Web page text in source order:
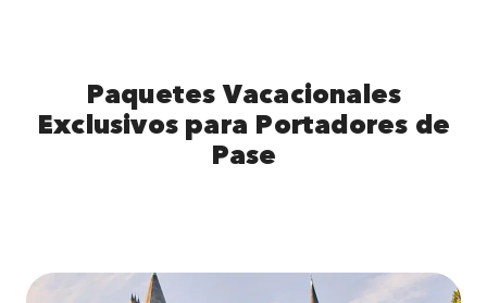
Paquetes Vacacionales
Exclusivos para Portadores de
Pase